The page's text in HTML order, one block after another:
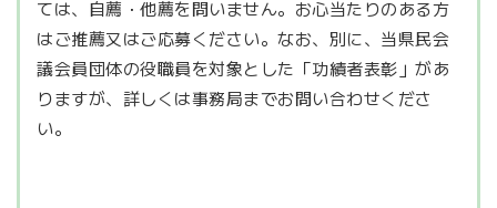
ては、自薦・他薦を問いません。お心当たりのある方
はご推薦又はご応募ください。なお、別に、当県民会
議会員団体の役職員を対象とした「功績者表彰」があ
りますが、詳しくは事務局までお問い合わせくださ
い。